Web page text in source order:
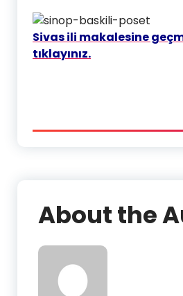
Sivas ili makalesine
tıklayınız.
About the